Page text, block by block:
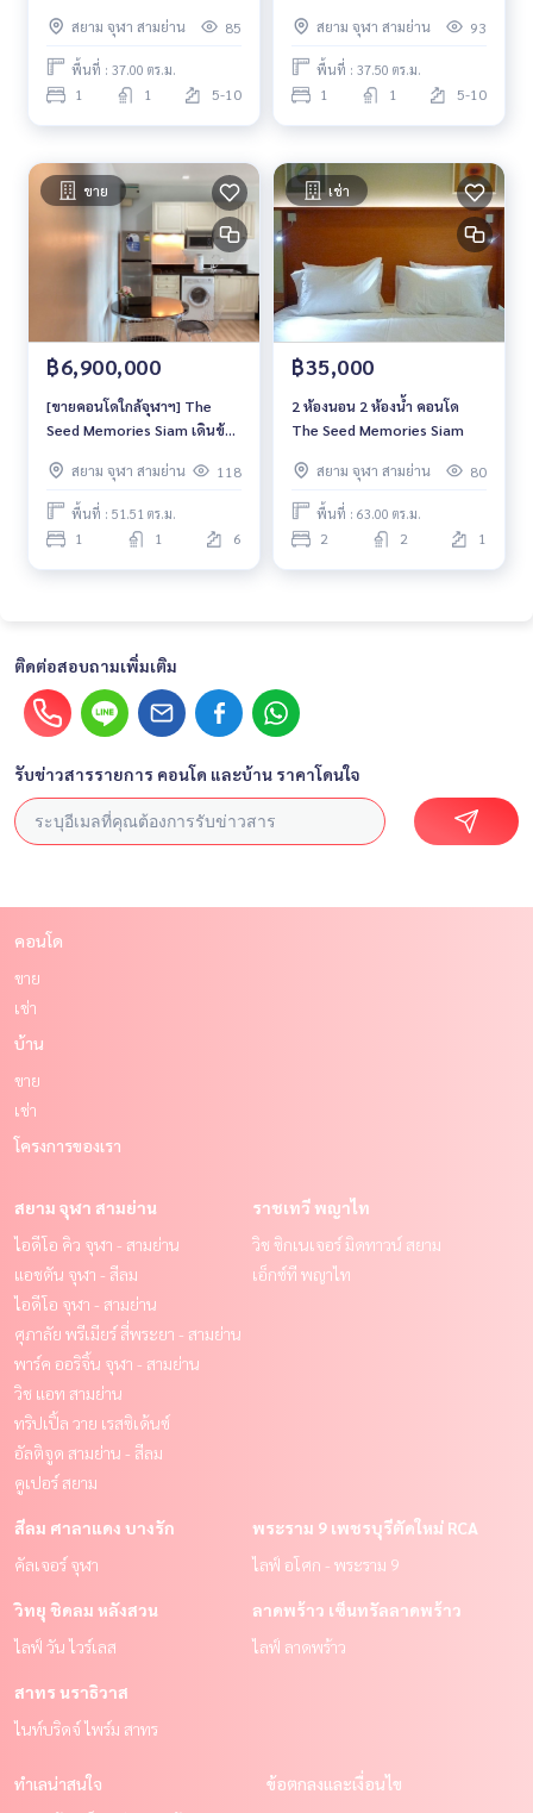
สยาม จุฬา สามย่าน 85
พื้นที่ : 37.00 ตร.ม.
1 1 5-10
สยาม จุฬา สามย่าน 93
พื้นที่ : 37.50 ตร.ม.
1 1 5-10
ขาย
฿6,900,000
[ขายคอนโดใกล้จุฬาฯ] The
Seed Memories Siam เดินข้าม
ได้เลยสยาม จุฬา สามย่าน 118
พื้นที่ : 51.51 ตร.ม.
1 1 6
เช่า
฿35,000
2 ห้องนอน 2 ห้องน้ำ คอนโด
The Seed Memories Siam
สยาม จุฬา สามย่าน 80
พื้นที่ : 63.00 ตร.ม.
2 2 1
ติดต่อสอบถามเพิ่มเติม
รับข่าวสารรายการ คอนโด และบ้าน ราคาโดนใจ
คอนโด
ขาย
เช่า
บ้าน
ขาย
เช่า
โครงการของเรา
สยาม จุฬา สามย่าน
ไอดีโอ คิว จุฬา - สามย่าน
แอชตัน จุฬา - สีลม
ไอดีโอ จุฬา - สามย่าน
ศุภาลัย พรีเมียร์ สี่พระยา - สามย่าน
พาร์ค ออริจิ้น จุฬา - สามย่าน
วิช แอท สามย่าน
ทริปเปิ้ล วาย เรสซิเด้นซ์
อัลติจูด สามย่าน - สีลม
คูเปอร์ สยาม
ราชเทวี พญาไท
วิช ซิกเนเจอร์ มิดทาวน์ สยาม
เอ็กซ์ที พญาไท
สีลม ศาลาแดง บางรัก
คัลเจอร์ จุฬา
พระราม 9 เพชรบุรีตัดใหม่ RCA
ไลฟ์ อโศก - พระราม 9
วิทยุ ชิดลม หลังสวน
ไลฟ์ วัน ไวร์เลส
ลาดพร้าว เซ็นทรัลลาดพร้าว
ไลฟ์ ลาดพร้าว
สาทร นราธิวาส
ไนท์บริดจ์ ไพร์ม สาทร
ทำเลน่าสนใจ
ข้อตกลงและเงื่อนไข